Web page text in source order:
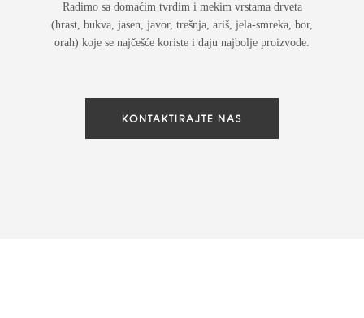
Radimo sa domaćim tvrdim i mekim vrstama drveta
(hrast, bukva, jasen, javor, trešnja, ariš, jela-smreka, bor,
orah) koje se najčešće koriste i daju najbolje proizvode.
KONTAKTIRAJTE NAS